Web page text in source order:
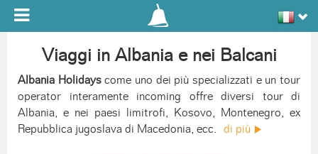
Toggle navigation
Viaggi in Albania e nei Balcani
Albania Holidayscome uno dei più specializzati e un tour
operator interamente incoming offre diversi tour di
Albania, e nei paesi limitrofi, Kosovo, Montenegro, ex
Repubblica jugoslava di Macedonia, ecc.
di più